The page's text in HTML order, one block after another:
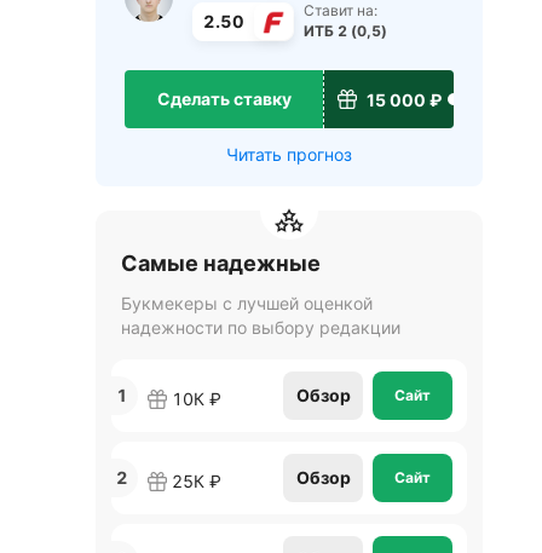
2.50
Ставит на:
ИТБ 2 (0,5)
Сделать ставку 15 000 ₽
Читать прогноз
Самые надежные
Букмекеры с лучшей оценкой
надежности по выбору редакции
1 10К ₽ Обзор Сайт
2 25К ₽ Обзор Сайт